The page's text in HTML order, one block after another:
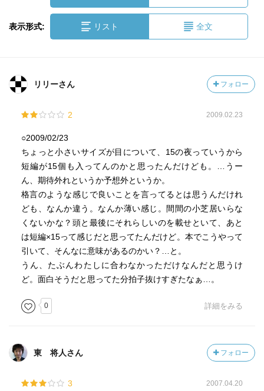
表示形式: リスト 全文
リリーさん フォロー
2 2009.02.23
○2009/02/23
ちょっと小さいサイズが目について、15の夜っていうから
短編が15個も入ってんのかと思ったんだけども。…うー
ん、期待外れというか予想外というか。
格言のような感じで良いことを言ってるとは思うんだけれ
ども、なんか違う。なんか薄い感じ。間間の小芝居いらな
くないかな？頭と最後にそれらしいのを載せといて、あと
は短編×15って感じだと思ってたんだけど。本でこうやって
引いて、そんなに意味があるのかい？…と。
うん、たぶんわたしに合わなかっただけなんだと思うけ
ど。面白そうだと思ってた分拍子抜けすぎたなぁ…。
0 詳細をみる
東 将人さん フォロー
3 2007.04.20